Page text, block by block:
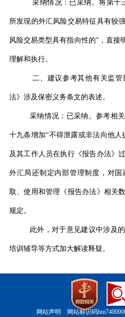
采纳情况：已采纳。将第十
所发现的外汇风险交易特征具有较
风险交易类型具有指向性的”，直接
理解和执行。
二、建议参考其他有关监
法》涉及保密义务条文的表述。
采纳情况：已采纳。参考相
十九条增加“不得泄露或非法向他人
及其工作人员在执行《报告办法》
外汇局还制定内部管理制度，对
取、使用和管理《报告办法》相关
规定。
此外，对于意见建议中涉及
培训辅导等方式加大解读释疑。
网站声明 网站标识码